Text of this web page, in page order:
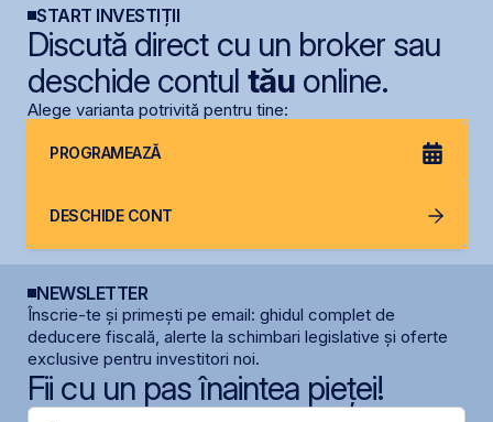
START INVESTIȚII
Discută direct cu un broker sau
deschide contul tăuonline.
Alege varianta potrivită pentru tine:
PROGRAMEAZĂ
DESCHIDE CONT
NEWSLETTER
Înscrie-te și primești pe email: ghidul complet de
deducere fiscală, alerte la schimbari legislative și oferte
exclusive pentru investitori noi.
Fii cu un pas înaintea pieței!